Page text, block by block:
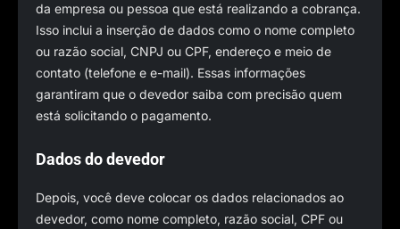
da empresa ou pessoa que está realizando a cobrança.
Isso inclui a inserção de dados como o nome completo
ou razão social, CNPJ ou CPF, endereço e meio de
contato (telefone e e-mail). Essas informações
garantiram que o devedor saiba com precisão quem
está solicitando o pagamento.
Dados do devedor
Depois, você deve colocar os dados relacionados ao
devedor, como nome completo, razão social, CPF ou